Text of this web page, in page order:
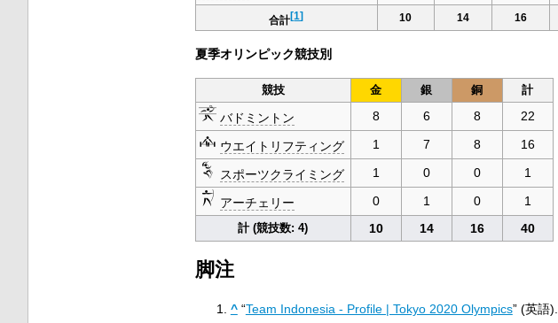
合計[1] 10 14 16
夏季オリンピック競技別
競技 金 銀 銅 計
バドミントン 8 6 8 22
ウエイトリフティング 1 7 8 16
スポーツクライミング 1 0 0 1
アーチェリー 0 1 0 1
計 (競技数: 4) 10 14 16 40
脚注
^ “Team Indonesia - Profile | Tokyo 2020 Olympics” (英語).